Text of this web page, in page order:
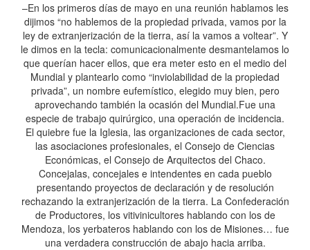
–En los primeros días de mayo en una reunión hablamos les
dijimos “no hablemos de la propiedad privada, vamos por la
ley de extranjerización de la tierra, así la vamos a voltear”. Y
le dimos en la tecla: comunicacionalmente desmantelamos lo
que querían hacer ellos, que era meter esto en el medio del
Mundial y plantearlo como “inviolabilidad de la propiedad
privada”, un nombre eufemístico, elegido muy bien, pero
aprovechando también la ocasión del Mundial.Fue una
especie de trabajo quirúrgico, una operación de incidencia.
El quiebre fue la Iglesia, las organizaciones de cada sector,
las asociaciones profesionales, el Consejo de Ciencias
Económicas, el Consejo de Arquitectos del Chaco.
Concejalas, concejales e intendentes en cada pueblo
presentando proyectos de declaración y de resolución
rechazando la extranjerización de la tierra. La Confederación
de Productores, los vitivinicultores hablando con los de
Mendoza, los yerbateros hablando con los de Misiones… fue
una verdadera construcción de abajo hacia arriba.